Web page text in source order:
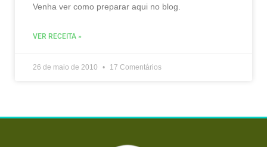
Venha ver como preparar aqui no blog.
VER RECEITA »
26 de maio de 2010 17 Comentários